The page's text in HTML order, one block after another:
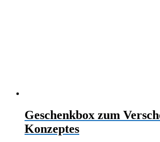
Geschenkbox zum
Konzeptes